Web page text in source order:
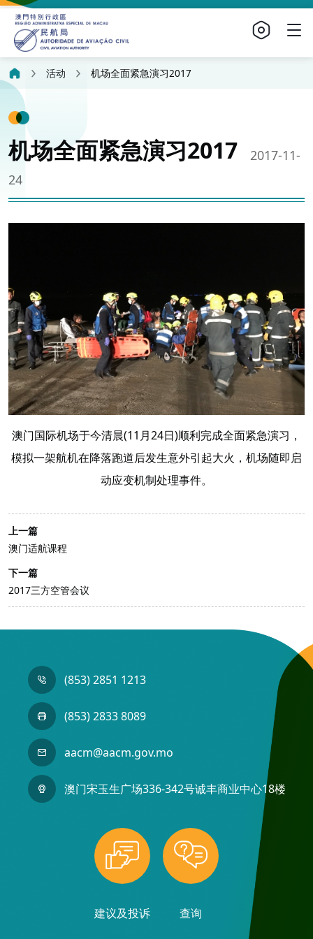
活动 机场全面紧急演习2017
机场全面紧急演习2017
2017-11-
24
澳门国际机场于今清晨(11月24日)顺利完成全面紧急演习，
模拟一架航机在降落跑道后发生意外引起大火，机场随即启
动应变机制处理事件。
上一篇
澳门适航课程
下一篇
2017三方空管会议
(853) 2851 1213
(853) 2833 8089
aacm@aacm.gov.mo
澳门宋玉生广场336-342号诚丰商业中心18楼
建议及投诉 查询